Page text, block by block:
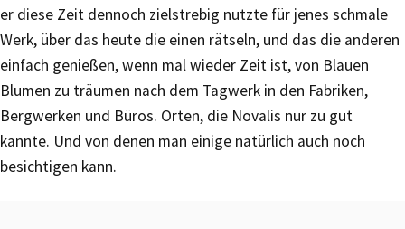
er diese Zeit dennoch zielstrebig nutzte für jenes schmale
Werk, über das heute die einen rätseln, und das die anderen
einfach genießen, wenn mal wieder Zeit ist, von Blauen
Blumen zu träumen nach dem Tagwerk in den Fabriken,
Bergwerken und Büros. Orten, die Novalis nur zu gut
kannte. Und von denen man einige natürlich auch noch
besichtigen kann.